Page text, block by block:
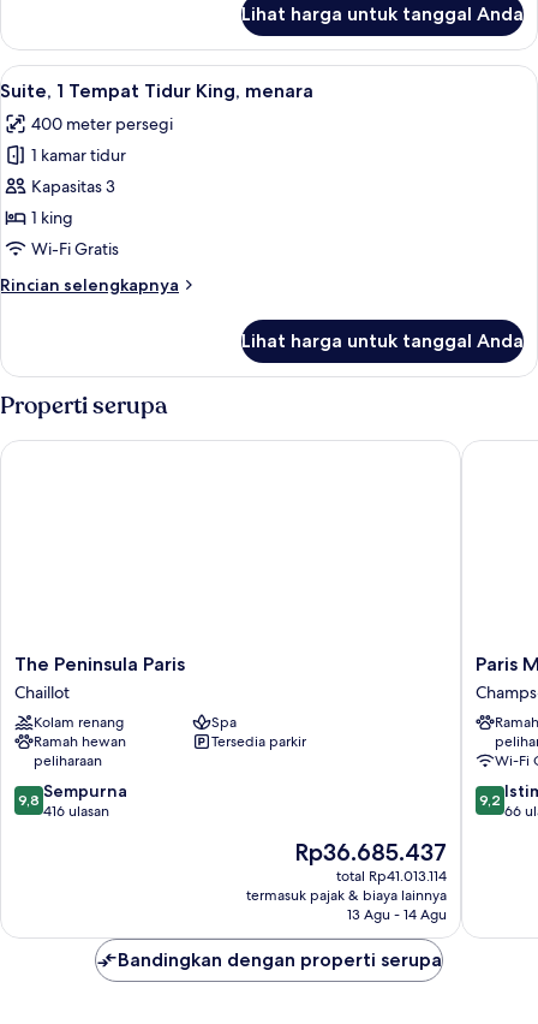
Suite,
Tempat
King,
menara
Lihat harga untuk tanggal Anda
Lihat
semua
foto
untuk
Suite,
1
Tempat
King,
Suite, 1 Tempat Tidur King, menara
4
Suite, 1 Tempat Tidur King, menara
400 meter persegi
1 kamar tidur
Kapasitas 3
1 king
Wi-Fi Gratis
Rincian selengkapnya
Rincian
Suite,
Tempat
King,
Lihat harga untuk tanggal Anda
Properti serupa
The
Peninsula
Paris
Chaillot
The Peninsula Paris
Chaillot
Kolam renang
Spa
Ramah hewan
peliharaan
Tersedia parkir
9.8
dari
9,8 Sempurna
416 ulasan
Harga
sekarang
Rp36.685.437
Rp36.685.437
total Rp41.013.114
termasuk pajak & biaya lainnya
13 Agu - 14 Agu
The Peninsula Paris
Paris
Marriott
Champs
Elysees
Hotel
Élysées
Paris
Wi-Fi
9.2
dari
9,2
66
Paris
Bandingkan dengan properti serupa